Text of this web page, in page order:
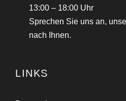
13:00 – 18:00 Uhr
Sprechen Sie uns an,
nach Ihnen.
LINKS